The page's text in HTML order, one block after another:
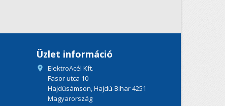
Üzlet információ

ElektroAcél Kft.
Fasor utca 10
Hajdúsámson, Hajdú-Bihar 4251
Magyarország